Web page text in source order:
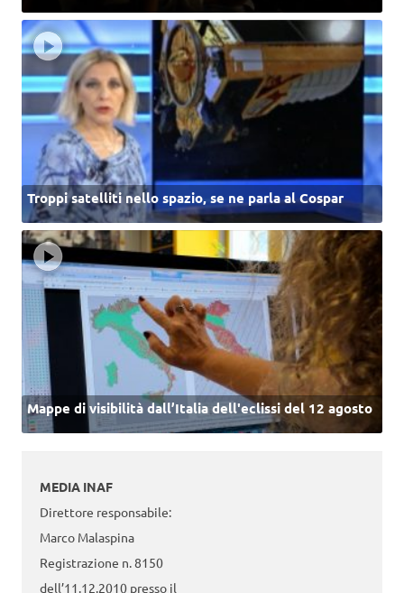
Troppi satelliti nello spazio, se ne parla al Cospar
Mappe di visibilità dall’Italia dell'eclissi del 12 agosto
MEDIA INAF
Direttore responsabile:
Marco Malaspina
Registrazione n. 8150
dell’11.12.2010 presso il